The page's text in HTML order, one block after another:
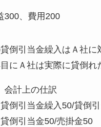
300、費用200
倒引当金繰入はＡ社に
にＡ社は実際に貸倒れ
会計上の仕訳
倒引当金繰入50/貸倒
倒引当金50/売掛金50